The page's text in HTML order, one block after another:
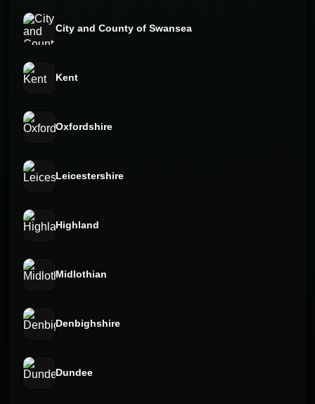
City and County of Swansea
Kent
Oxfordshire
Leicestershire
Highland
Midlothian
Denbighshire
Dundee